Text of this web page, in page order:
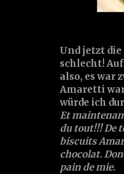
Und jetzt die
schlecht!
also, es war
Amaretti
würde ich
Et
du tout!!! De
biscuits
chocolat.
pain de mie.